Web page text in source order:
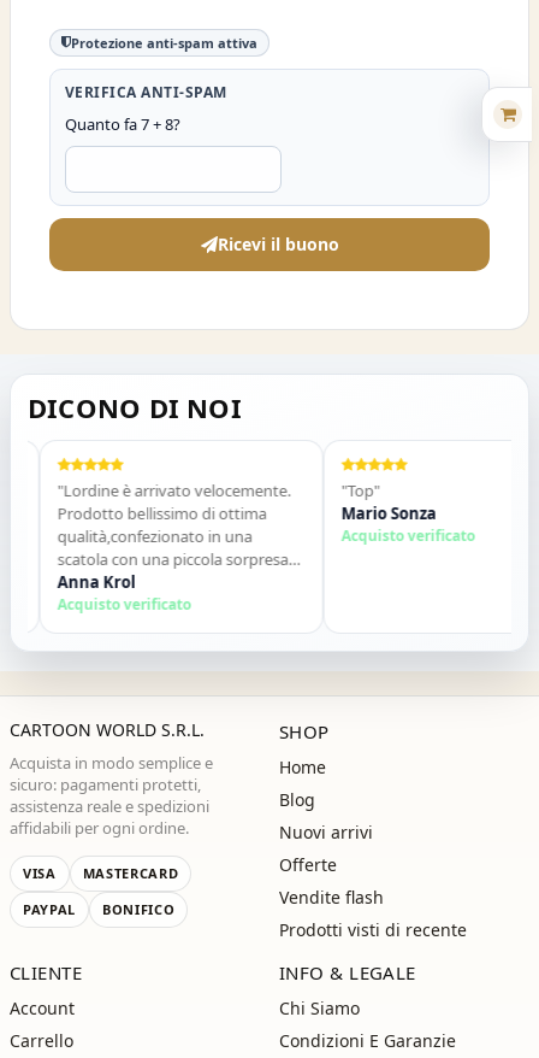
Protezione anti-spam attiva
VERIFICA ANTI-SPAM
Quanto fa 7 + 8?
Ricevi il buono
DICONO DI NOI
"Lordine è arrivato velocemente.
Prodotto bellissimo di ottima
qualità,confezionato in una
scatola con una piccola sorpresa
allinterno. Tutto perfetto. Lo
consiglio vivamente. Grazie ,alla
prossima!"
Anna Krol
Acquisto verificato
"Top"
Mario Sonza
Acquisto verificato
CARTOON WORLD S.R.L.
Acquista in modo semplice e
sicuro: pagamenti protetti,
assistenza reale e spedizioni
affidabili per ogni ordine.
VISA
MASTERCARD
PAYPAL
BONIFICO
SHOP
Home
Blog
Nuovi arrivi
Offerte
Vendite flash
Prodotti visti di recente
CLIENTE
Account
Carrello
INFO & LEGALE
Chi Siamo
Condizioni E Garanzie